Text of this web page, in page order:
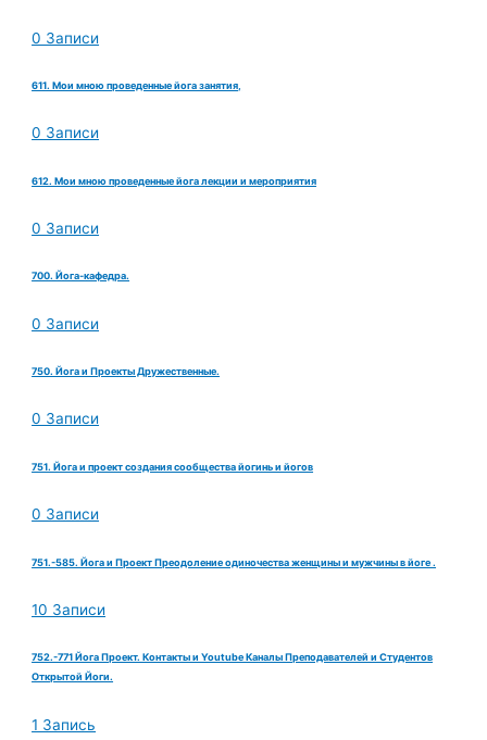
0 Записи
611. Мои мною проведенные йога занятия,
0 Записи
612. Мои мною проведенные йога лекции и мероприятия
0 Записи
700. Йога-кафедра.
0 Записи
750. Йога и Проекты Дружественные.
0 Записи
751. Йога и проект создания сообщества йогинь и йогов
0 Записи
751.-585. Йога и Проект Преодоление одиночества женщины и мужчины в йоге .
10 Записи
752.-771 Йога Проект. Контакты и Youtube Каналы Преподавателей и Студентов
Открытой Йоги.
1 Запись